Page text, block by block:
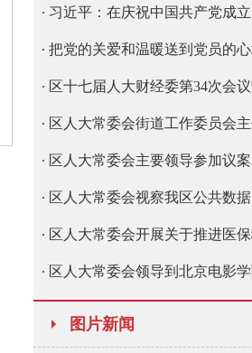
习近平：在庆祝中国共产党成
把党的关爱和温暖送到党员的
区十七届人大财经委第34次会
区人大常委会街道工作委员会
区人大常委会主要领导参加议
区人大常委会视察我区公共数
区人大常委会开展关于推进医
区人大常委会领导到北京电影
图片新闻